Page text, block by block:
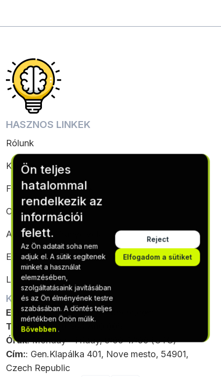
HASZNOS LINKEK
Rólunk
Kapcsolatfelvétel
Feltételek & feltételek
Cookie-szabályzat
Adatvédelmi irányelvek
Előfizetési feltételek és feltételek
Leiratkozás
KAPCSOLATTARTÁSI ADATOK
Email:support@softskillsphere.com
Telefon: +420 564 880 005
Órák: Monday - Friday, 9:00-17:00 (UTC)
Cím:: Gen.Klapálka 401, Nove mesto, 54901,
Czech Republic
Ön teljes
hatalommal
rendelkezik az
információi
felett.
Az Ön adatait soha nem
adjuk el. A sütik segítenek
minket a használat
elemzésében,
szolgáltatásaink javításában
és az Ön élményének testre
szabásában. A döntés teljes
mértékben Önön múlik.
Bővebben .
Reject
Elfogadom a sütiket